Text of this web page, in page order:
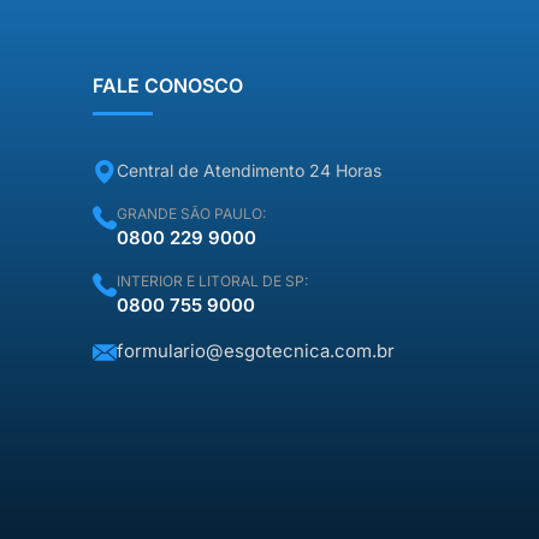
FALE CONOSCO
Central de Atendimento 24 Horas
GRANDE SÃO PAULO:
0800 229 9000
INTERIOR E LITORAL DE SP:
0800 755 9000
formulario@esgotecnica.com.br